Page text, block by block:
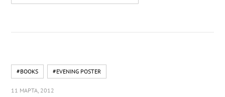
#BOOKS #EVENING POSTER
11 МАРТА, 2012